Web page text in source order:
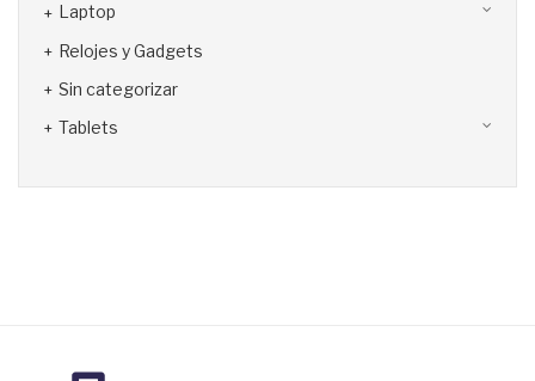
Laptop
Relojes y Gadgets
Sin categorizar
Tablets